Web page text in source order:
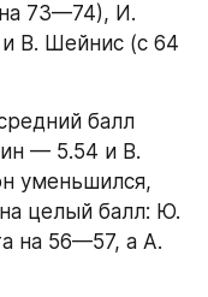
73—74), И.
В. Шейнис (с 64
балл
— 5.54 и В.
уменьшился,
целый балл: Ю.
на 56—57, а А.